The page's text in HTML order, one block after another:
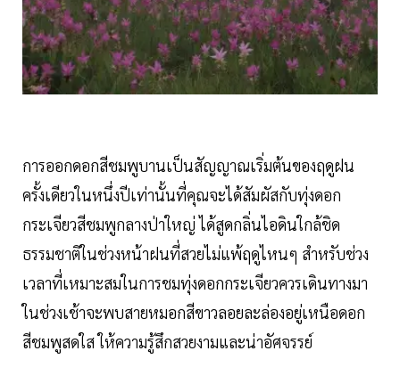
การออกดอกสีชมพูบานเป็นสัญญาณเริ่มต้นของฤดูฝน
ครั้งเดียวในหนึ่งปีเท่านั้นที่คุณจะได้สัมผัสกับทุ่งดอก
กระเจียวสีชมพูกลางป่าใหญ่ ได้สูดกลิ่นไอดินใกล้ชิด
ธรรมชาติในช่วงหน้าฝนที่สวยไม่แพ้ฤดูไหนๆ สำหรับช่วง
เวลาที่เหมาะสมในการชมทุ่งดอกกระเจียวควรเดินทางมา
ในช่วงเช้าจะพบสายหมอกสีขาวลอยละล่องอยู่เหนือดอก
สีชมพูสดใส ให้ความรู้สึกสวยงามและน่าอัศจรรย์